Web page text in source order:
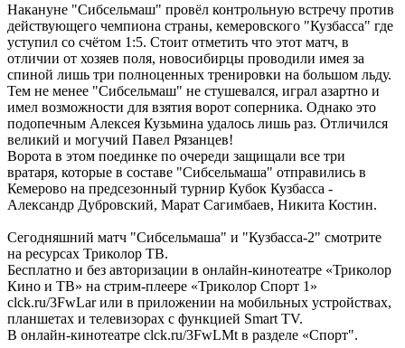
Накануне "Сибсельмаш" провёл контрольную встречу против
действующего чемпиона страны, кемеровского "Кузбасса" где
уступил со счётом 1:5. Стоит отметить что этот матч, в
отличии от хозяев поля, новосибирцы проводили имея за
спиной лишь три полноценных тренировки на большом льду.
Тем не менее "Сибсельмаш" не стушевался, играл азартно и
имел возможности для взятия ворот соперника. Однако это
подопечным Алексея Кузьмина удалось лишь раз. Отличился
великий и могучий Павел Рязанцев!
Ворота в этом поединке по очереди защищали все три
вратаря, которые в составе "Сибсельмаша" отправились в
Кемерово на предсезонный турнир Кубок Кузбасса -
Александр Дубровский, Марат Сагимбаев, Никита Костин.
Сегодняшний матч "Сибсельмаша" и "Кузбасса-2" смотрите
на ресурсах Триколор ТВ.
Бесплатно и без авторизации в онлайн-кинотеатре «Триколор
Кино и ТВ» на стрим-плеере «Триколор Спорт 1»
clck.ru/3FwLar или в приложении на мобильных устройствах,
планшетах и телевизорах с функцией Smart TV.
В онлайн-кинотеатре clck.ru/3FwLMt в разделе «Спорт".